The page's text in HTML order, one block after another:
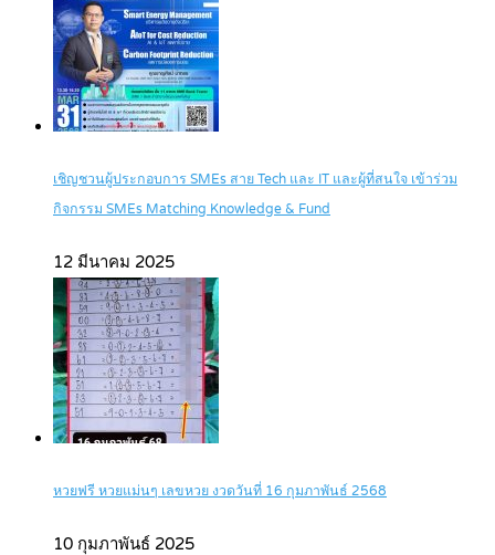
เชิญชวนผู้ประกอบการ SMEs สาย Tech และ IT และผู้ที่สนใจ เข้าร่วม
กิจกรรม SMEs Matching Knowledge & Fund
12 มีนาคม 2025
หวยฟรี หวยแม่นๆ เลขหวย งวดวันที่ 16 กุมภาพันธ์ 2568
10 กุมภาพันธ์ 2025